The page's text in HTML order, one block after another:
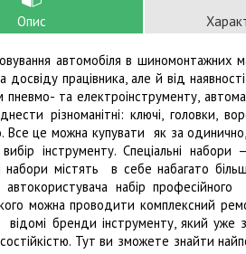
Опис
автомобіля в шиномонтажних
досвіду працівника, але й від
пневмо- та електроінструменту,
різноманітні: ключі, головки,
Все це можна купувати як за
інструменту. Спеціальні
містять в себе набагато
автокористувача набір
можна проводити комплексний
відомі бренди інструменту, який уже
Тут ви зможете знайти